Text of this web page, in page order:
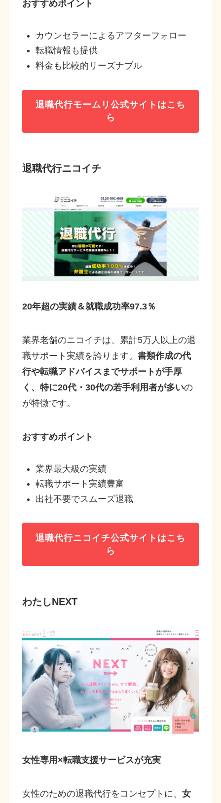
おすすめポイント
カウンセラーによるアフターフォロー
転職情報も提供
料金も比較的リーズナブル
退職代行モームリ公式サイトはこち
ら
退職代行ニコイチ
20年超の実績＆就職成功率97.3％
業界老舗のニコイチは、累計5万人以上の退
職サポート実績を誇ります。 書類作成の代
行や転職アドバイスまでサポートが手厚
く、特に20代・30代の若手利用者が多いの
が特徴です。
おすすめポイント
業界最大級の実績
転職サポート実績豊富
出社不要でスムーズ退職
退職代行ニコイチ公式サイトはこち
ら
わたしNEXT
女性専用×転職支援サービスが充実
女性のための退職代行をコンセプトに、 女